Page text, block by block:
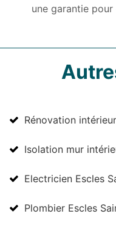
une garantie
Rénovation
Isolation mur
Electricien Escles
Plombier Escles